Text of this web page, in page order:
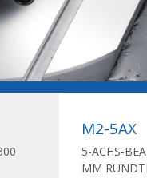
M2-5AX
5-ACHS-
MM